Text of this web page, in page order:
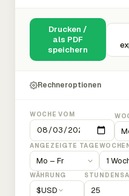
Drucken /
als PDF
speichern
Rechneroptionen
WOCHE VOM
ANGEZEIGTE TAGE
WÄHRUNG
$USD